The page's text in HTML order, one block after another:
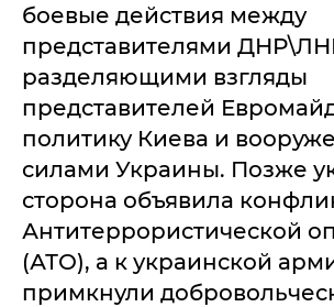
боевые действия между
представителями
разделяющими взгляды
представителей
политику Киева и
силами Украины. Позже
сторона объявила
Антитеррористической
(АТО), а к украинской
примкнули